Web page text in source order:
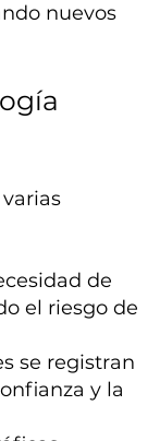
nuevos
de
el riesgo de
se registran
y la